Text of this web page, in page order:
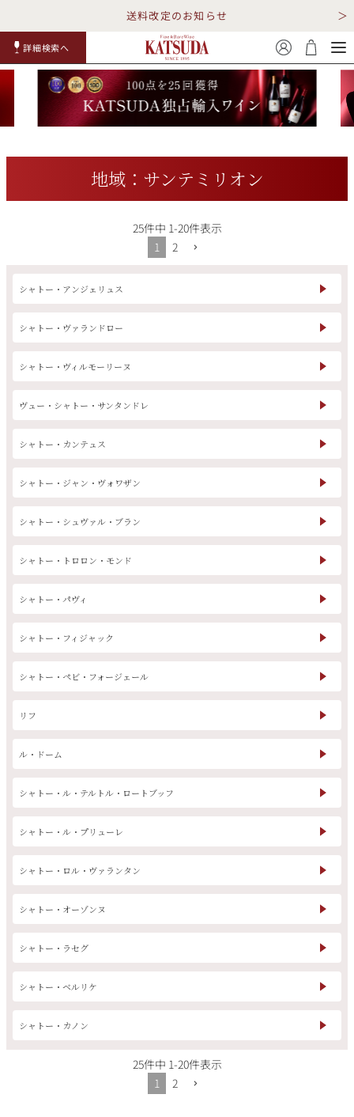
送料改定のお知らせ
詳細検索へ
白ワイ
ン ング ン
RP100
点
詳細検索する
DRC
フランス
ボルドー
イタリア
赤ワイン
スパークリング
〜9,999円
100,000円〜199,999円
200,000円〜499,999円
お得な情報を受け取る
メルマガ
地域：サンテミリオン
25件中 1-20件表示
1
2
シャトー・アンジェリュス
シャトー・ヴァランドロー
シャトー・ヴィルモーリーヌ
ヴュー・シャトー・サンタンドレ
シャトー・カンテュス
シャトー・ジャン・ヴォワザン
シャトー・シュヴァル・ブラン
シャトー・トロロン・モンド
シャトー・パヴィ
シャトー・フィジャック
シャトー・ペビ・フォージェール
リフ
ル・ドーム
シャトー・ル・テルトル・ロートブッフ
シャトー・ル・プリューレ
シャトー・ロル・ヴァランタン
シャトー・オーゾンヌ
シャトー・ラセグ
シャトー・ベルリケ
シャトー・カノン
25件中 1-20件表示
1
2